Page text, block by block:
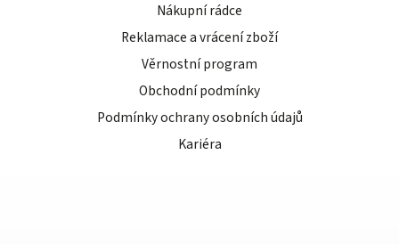
Nákupní rádce
Reklamace a vrácení zboží
Věrnostní program
Obchodní podmínky
Podmínky ochrany osobních údajů
Kariéra